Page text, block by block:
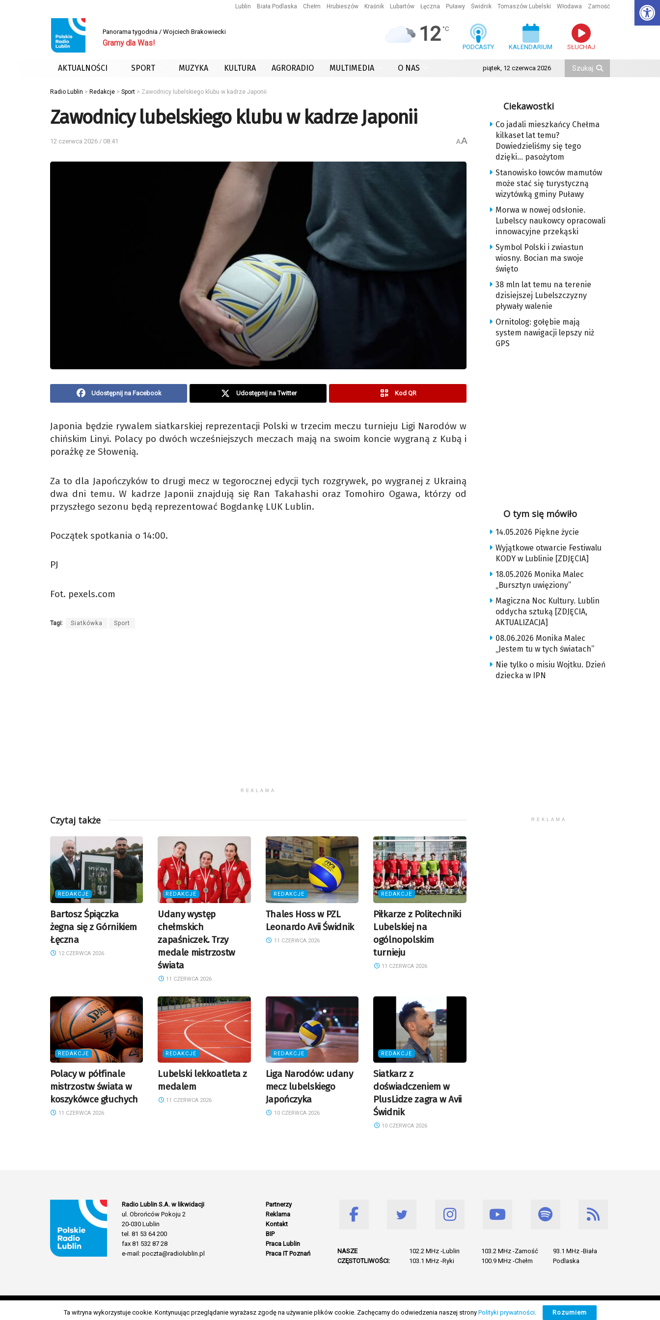
Lublin Biała Podlaska Chełm Hrubieszów Kraśnik Lubartów Łęczna Puławy Świdnik Tomaszów Lubelski Włodawa Zamość
Panorama tygodnia / Wojciech Brakowiecki
Gramy dla Was! 12 °C
PODCASTY KALENDARIUM SŁUCHAJ
AKTUALNOŚCI SPORT MUZYKA KULTURA AGRORADIO MULTIMEDIA O NAS piątek, 12 czerwca 2026
Radio Lublin > Redakcje > Sport > Zawodnicy lubelskiego klubu w kadrze Japonii
Zawodnicy lubelskiego klubu w kadrze Japonii
12 czerwca 2026 / 08:41 AA
Udostępnij na Facebook Udostępnij na Twitter Kod QR
Japonia będzie rywalem siatkarskiej reprezentacji Polski w trzecim meczu turnieju Ligi Narodów w
chińskim Linyi. Polacy po dwóch wcześniejszych meczach mają na swoim koncie wygraną z Kubą i
porażkę ze Słowenią.
Za to dla Japończyków to drugi mecz w tegorocznej edycji tych rozgrywek, po wygranej z Ukrainą
dwa dni temu. W kadrze Japonii znajdują się Ran Takahashi oraz Tomohiro Ogawa, którzy od
przyszłego sezonu będą reprezentować Bogdankę LUK Lublin.
Początek spotkania o 14:00.
PJ
Fot. pexels.com
Tagi: Siatkówka Sport
REKLAMA
Czytaj także
REDAKCJE
Bartosz Śpiączka
żegna się z Górnikiem
Łęczna
12 CZERWCA 2026
REDAKCJE
Udany występ
chełmskich
zapaśniczek. Trzy
medale mistrzostw
świata
11 CZERWCA 2026
REDAKCJE
Thales Hoss w PZL
Leonardo Avii Świdnik
11 CZERWCA 2026
REDAKCJE
Piłkarze z Politechniki
Lubelskiej na
ogólnopolskim
turnieju
11 CZERWCA 2026
REDAKCJE
Polacy w półfinale
mistrzostw świata w
koszykówce głuchych
11 CZERWCA 2026
REDAKCJE
Lubelski lekkoatleta z
medalem
11 CZERWCA 2026
REDAKCJE
Liga Narodów: udany
mecz lubelskiego
Japończyka
10 CZERWCA 2026
REDAKCJE
Siatkarz z
doświadczeniem w
PlusLidze zagra w Avii
Świdnik
10 CZERWCA 2026
Ciekawostki
Co jadali mieszkańcy Chełma
kilkaset lat temu?
Dowiedzieliśmy się tego
dzięki… pasożytom
Stanowisko łowców mamutów
może stać się turystyczną
wizytówką gminy Puławy
Morwa w nowej odsłonie.
Lubelscy naukowcy opracowali
innowacyjne przekąski
Symbol Polski i zwiastun
wiosny. Bocian ma swoje
święto
38 mln lat temu na terenie
dzisiejszej Lubelszczyzny
pływały walenie
Ornitolog: gołębie mają
system nawigacji lepszy niż
GPS
O tym się mówiło
14.05.2026 Piękne życie
Wyjątkowe otwarcie Festiwalu
KODY w Lublinie [ZDJĘCIA]
18.05.2026 Monika Malec
„Bursztyn uwięziony”
Magiczna Noc Kultury. Lublin
oddycha sztuką [ZDJĘCIA,
AKTUALIZACJA]
08.06.2026 Monika Malec
„Jestem tu w tych światach”
Nie tylko o misiu Wojtku. Dzień
dziecka w IPN
REKLAMA
Radio Lublin S.A. w likwidacji
ul. Obrońców Pokoju 2
20-030 Lublin
tel. 81 53 64 200
fax 81 532 87 28
e-mail: poczta@radiolublin.pl
Partnerzy
Reklama
Kontakt
BIP
Praca Lublin
Praca IT Poznań
NASZE
CZĘSTOTLIWOŚCI:
102.2 MHz -Lublin
103.1 MHz -Ryki
103.2 MHz -Zamość
100.9 MHz -Chełm
93.1 MHz -Biała
Podlaska
© 2026 Wszelkie prawa zastrzeżone. Radio Lublin S.A. w likwidacji
Ta witryna wykorzystuje cookie. Kontynuując przeglądanie wyrażasz zgodę na używanie plików cookie. Zachęcamy do odwiedzenia naszej strony Polityki prywatności. Rozumiem